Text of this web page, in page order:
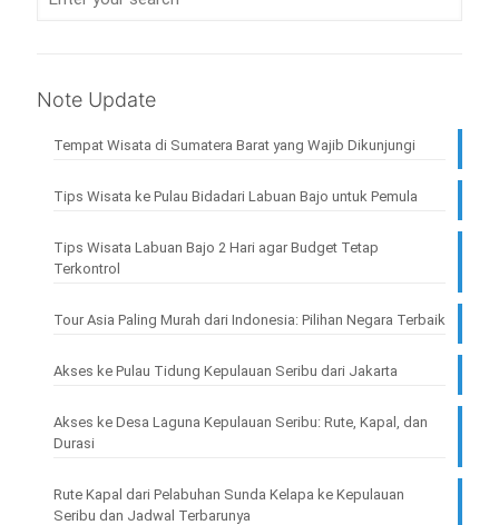
Note Update
Tempat Wisata di Sumatera Barat yang Wajib Dikunjungi
Tips Wisata ke Pulau Bidadari Labuan Bajo untuk Pemula
Tips Wisata Labuan Bajo 2 Hari agar Budget Tetap
Terkontrol
Tour Asia Paling Murah dari Indonesia: Pilihan Negara Terbaik
Akses ke Pulau Tidung Kepulauan Seribu dari Jakarta
Akses ke Desa Laguna Kepulauan Seribu: Rute, Kapal, dan
Durasi
Rute Kapal dari Pelabuhan Sunda Kelapa ke Kepulauan
Seribu dan Jadwal Terbarunya